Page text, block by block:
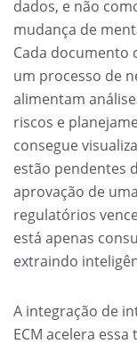
dados, e não
mudança de
Cada documento
um processo de
alimentam
riscos e
consegue
estão pendentes
aprovação de
regulatórios
está apenas
extraindo
A integração de
ECM acelera